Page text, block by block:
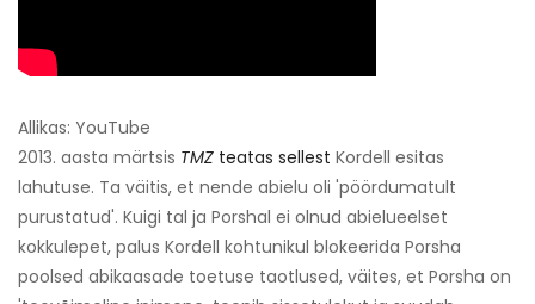
Allikas: YouTube
2013. aasta märtsis TMZ teatas sellest Kordell esitas
lahutuse. Ta väitis, et nende abielu oli 'pöördumatult
purustatud'. Kuigi tal ja Porshal ei olnud abielueelset
kokkulepet, palus Kordell kohtunikul blokeerida Porsha
poolsed abikaasade toetuse taotlused, väites, et Porsha on